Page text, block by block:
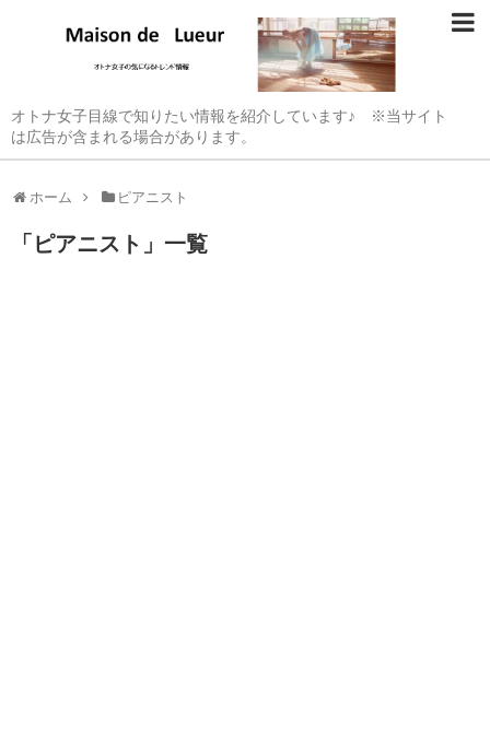
オトナ女子目線で知りたい情報を紹介しています♪ ※当サイト
は広告が含まれる場合があります。
ホーム ピアニスト
「ピアニスト 」 一覧